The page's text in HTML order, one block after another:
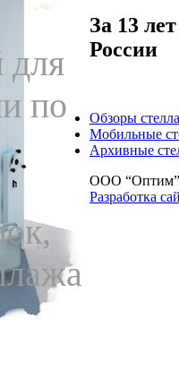
для
по
За 13
России
Обзоры
Мобильные
Архивные
ООО “Оптим”
Разработка